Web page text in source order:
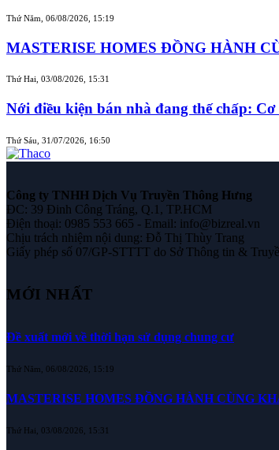
Thứ Năm, 06/08/2026, 15:19
MASTERISE HOMES ĐỒNG HÀNH
Thứ Hai, 03/08/2026, 15:31
Nới điều kiện bán nhà đang thế chấp: Cơ
Thứ Sáu, 31/07/2026, 16:50
Công ty TNHH Dịch Vụ Truyền Thông Hưng
ĐC: 39 Đinh Công Tráng, Q.1, TP.HCM
Điện thoại: 0985 553 665 - Email: info@bizreal.vn
Chịu trách nhiệm nội dung: Đỗ Thị Thùy Trang
Giấy phép số 07/GP-STTTT do Sở Thông tin &
MỚI NHẤT
Đề xuất mới về thời hạn sử dụng chung cư
Thứ Năm, 06/08/2026, 15:19
MASTERISE HOMES ĐỒNG HÀNH CÙNG
Thứ Hai, 03/08/2026, 15:31